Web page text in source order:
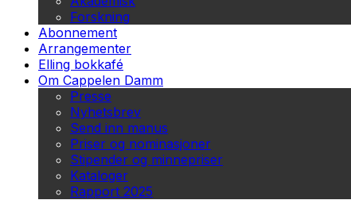
Forskning
Abonnement
Arrangementer
Elling bokkafé
Om Cappelen Damm
Presse
Nyhetsbrev
Send inn manus
Priser og nominasjoner
Stipender og minnepriser
Kataloger
Rapport 2025